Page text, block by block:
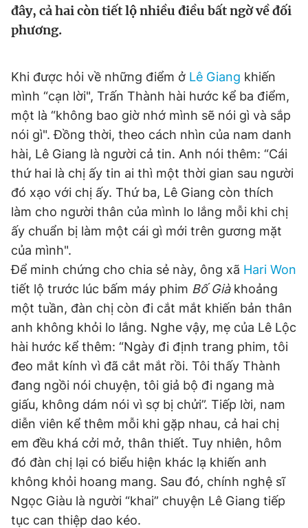
Sản phẩm khác
Thông tin tòa soạn Liên hệ quảng cáo
Đọc Thanh Niên trên điện thoại
Theo dõi báo trên
Hotline
0906 645 777
Liên hệ quảng cáo
0908 780 404
Đặt báo Quảng cáo RSS Tòa soạn Chính sách bảo
Tổng biên tập: Nguyễn Ngọc Toàn
Phó tổng biên tập thường trực: Hải Thành
Phó tổng biên tập: Lâm Hiếu Dũng
Phó tổng biên tập: Trần Việt Hưng
Tổng thư ký tòa soạn: Đức Trung
Giấy phép xuất bản số 110/GP - BTTTT cấp ngày 24.3.2020
© 2003-2026 Bản quyền thuộc về Báo Thanh Niên. Cấm sao
chép dưới mọi hình thức nếu không có sự chấp thuận bằng văn
bản. Phát triển bởi ePi Technologies, JSC.
đây, cả hai còn tiết lộ nhiều điều bất ngờ về đối
phương.
Khi được hỏi về những điểm ở Lê Giang khiến
mình “cạn lời", Trấn Thành hài hước kể ba điểm,
một là “không bao giờ nhớ mình sẽ nói gì và sắp
nói gì". Đồng thời, theo cách nhìn của nam danh
hài, Lê Giang là người cả tin. Anh nói thêm: “Cái
thứ hai là chị ấy tin ai thì một thời gian sau người
đó xạo với chị ấy. Thứ ba, Lê Giang còn thích
làm cho người thân của mình lo lắng mỗi khi chị
ấy chuẩn bị làm một cái gì mới trên gương mặt
của mình".
Để minh chứng cho chia sẻ này, ông xã Hari Won
tiết lộ trước lúc bấm máy phim Bố Giàkhoảng
một tuần, đàn chị còn đi cắt mắt khiến bản thân
anh không khỏi lo lắng. Nghe vậy, mẹ của Lê Lộc
hài hước kể thêm: “Ngày đi định trang phim, tôi
đeo mắt kính vì đã cắt mắt rồi. Tôi thấy Thành
đang ngồi nói chuyện, tôi giả bộ đi ngang mà
giấu, không dám nói vì sợ bị chửi”. Tiếp lời, nam
diễn viên kể thêm mỗi khi gặp nhau, cả hai chị
em đều khá cởi mở, thân thiết. Tuy nhiên, hôm
đó đàn chị lại có biểu hiện khác lạ khiến anh
không khỏi hoang mang. Sau đó, chính nghệ sĩ
Ngọc Giàu là người “khai” chuyện Lê Giang tiếp
tục can thiệp dao kéo.